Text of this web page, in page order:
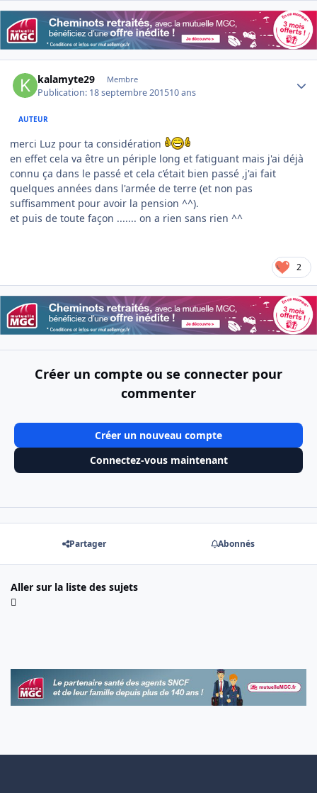
kalamyte29 Membre
Publication: 18 septembre 201510 ans
AUTEUR
merci Luz pour ta considération
en effet cela va être un périple long et fatiguant mais j'ai déjà
connu ça dans le passé et cela c’était bien passé ,j'ai fait
quelques années dans l'armée de terre (et non pas
suffisamment pour avoir la pension ^^).
et puis de toute façon ....... on a rien sans rien ^^
2
Créer un compte ou se connecter pour
commenter
Créer un nouveau compte
Connectez-vous maintenant
Partager Abonnés
Aller sur la liste des sujets